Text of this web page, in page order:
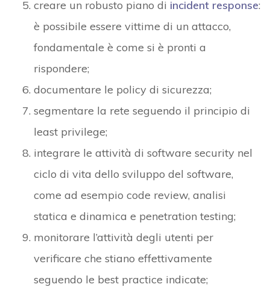
creare un robusto piano di incident response:
è possibile essere vittime di un attacco,
fondamentale è come si è pronti a
rispondere;
documentare le policy di sicurezza;
segmentare la rete seguendo il principio di
least privilege;
integrare le attività di software security nel
ciclo di vita dello sviluppo del software,
come ad esempio code review, analisi
statica e dinamica e penetration testing;
monitorare l’attività degli utenti per
verificare che stiano effettivamente
seguendo le best practice indicate;